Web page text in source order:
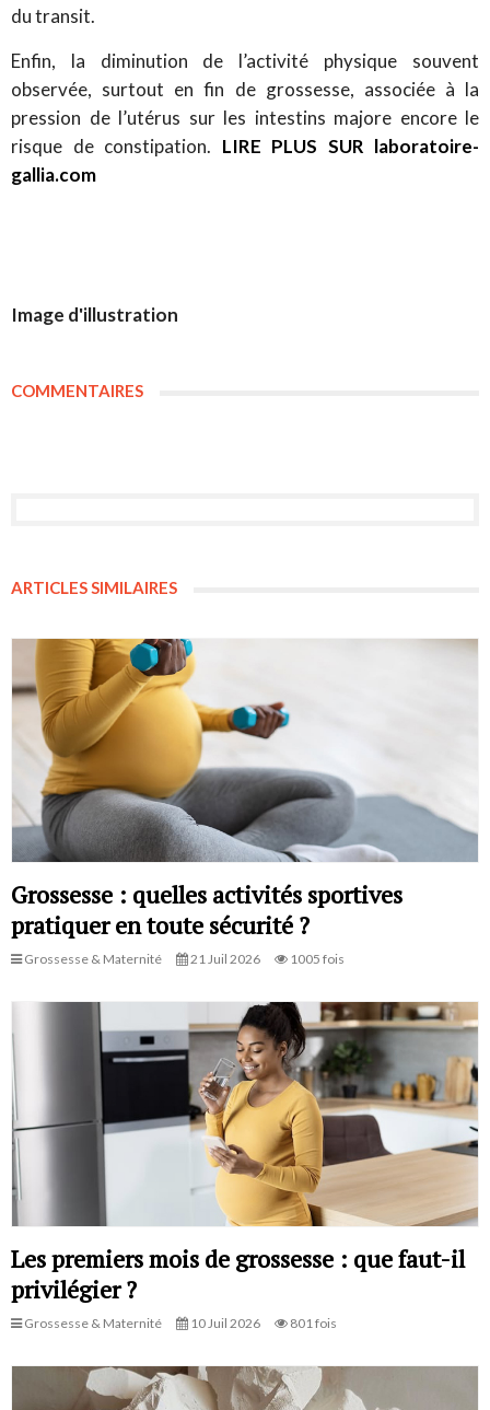
du transit.
Enfin, la diminution de l’activité physique souvent
observée, surtout en fin de grossesse, associée à la
pression de l’utérus sur les intestins majore encore le
risque de constipation. LIRE PLUS SUR laboratoire-
gallia.com
Image d'illustration
COMMENTAIRES
ARTICLES SIMILAIRES
Grossesse : quelles activités sportives
pratiquer en toute sécurité ?
Grossesse & Maternité 21 Juil 2026 1005 fois
Les premiers mois de grossesse : que faut-il
privilégier ?
Grossesse & Maternité 10 Juil 2026 801 fois